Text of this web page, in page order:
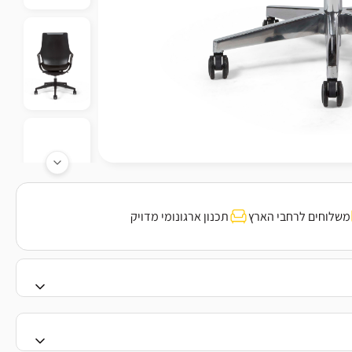
משלוחים לרחבי הארץ תכנון ארגונומי מדויק
עבודה ביתיות ולחדרי ישיבות מודרניים.